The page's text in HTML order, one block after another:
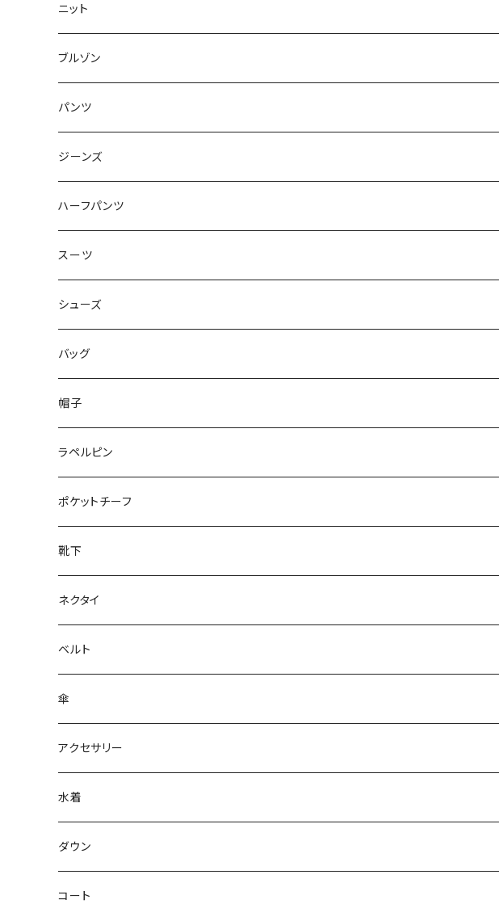
50/XL～
48/L
50/XL～
46/M
48/L
50/XL～
～44/S
46/M
48/L
50/XL～
ニット
～44/S
46/M
48/L
50/XL～
ブルゾン
～44/S
46/M
48/L
50/XL～
パンツ
～44/S
46/M
48/L
50/XL～
ジーンズ
～44/S
46/M
48/L
50/XL～
ハーフパンツ
～44/S
46/M
48/L
50/XL～
スーツ
～44/S
46/M
48/L
50/XL～
シューズ
～25.5cm
26cm～
27cm～
28cm～
バッグ
帽子
ラペルピン
ポケットチーフ
靴下
ネクタイ
ベルト
傘
アクセサリー
水着
～44/S
46/M
ダウン
～44/S
コート